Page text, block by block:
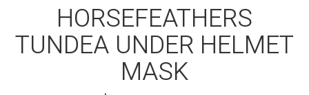
סניף רעננה
HORSEFEATHERS
TUNDEA UNDER HELMET
MASK